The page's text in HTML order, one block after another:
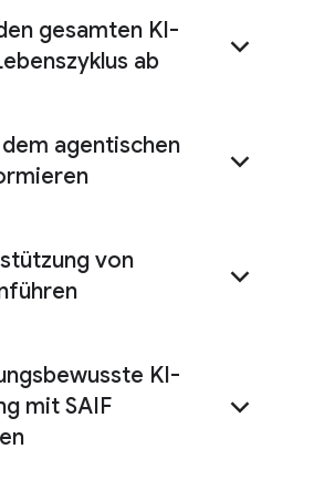
gesamten KI-
ab
Command Center
agentischen
von
KI-
mit SAIF